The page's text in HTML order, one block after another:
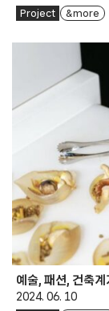
Project & more
예술, 패션, 건축
2024. 06. 10